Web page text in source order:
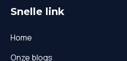
Snelle link
Home
Onze blogs